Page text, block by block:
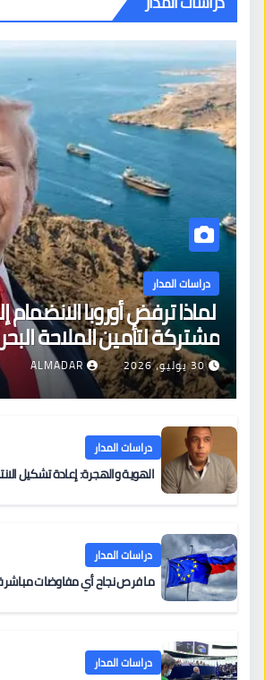
دراسات المدار
لماذا ترفض أوروبا الانضمام
مشتركة لتأمين الملاحة
30 يوليو، 2026 ALMADAR
دراسات المدار
الهوية والهجرة: إعادة تشكيل
دراسات المدار
ما فرص نجاح أي مفاوضات مباشرة
دراسات المدار